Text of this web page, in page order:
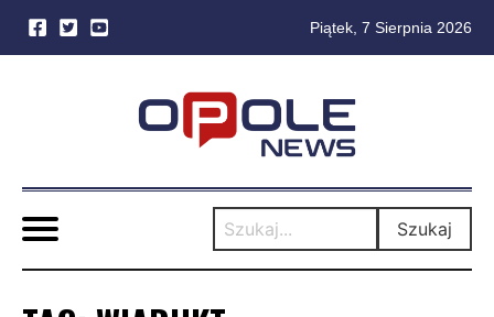
Piątek, 7 Sierpnia 2026
Szukaj